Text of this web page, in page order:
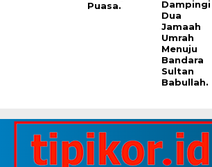
Puasa.
Dampingi
Dua
Jamaah
Umrah
Menuju
Bandara
Sultan
Babullah.